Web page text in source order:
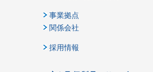
事業拠点
関係会社
採用情報